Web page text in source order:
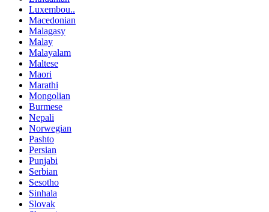
Luxembou..
Macedonian
Malagasy
Malay
Malayalam
Maltese
Maori
Marathi
Mongolian
Burmese
Nepali
Norwegian
Pashto
Persian
Punjabi
Serbian
Sesotho
Sinhala
Slovak